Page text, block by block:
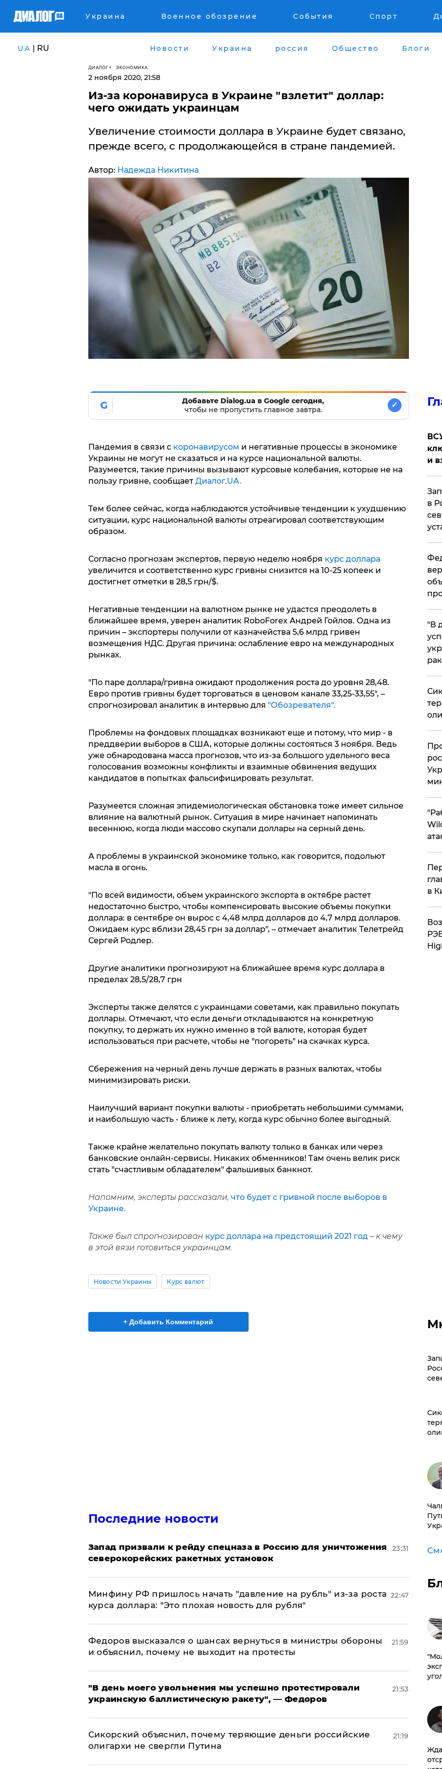
Украина Военное обозрение События Спорт
UA | RU Новости Украина россия Общество Блоги
ДИАЛОГ ЭКОНОМИКА
2 ноября 2020, 21:58
Из-за коронавируса в Украине "взлетит" доллар:
чего ожидать украинцам
Увеличение стоимости доллара в Украине будет связано,
прежде всего, с продолжающейся в стране пандемией.
Автор: Надежда Никитина
G
Добавьте Dialog.ua в Google сегодня,
чтобы не пропустить главное завтра.
✓
Пандемия в связи с коронавирусом и негативные процессы в экономике
Украины не могут не сказаться и на курсе национальной валюты.
Разумеется, такие причины вызывают курсовые колебания, которые не на
пользу гривне, сообщает Диалог.UA.
Тем более сейчас, когда наблюдаются устойчивые тенденции к ухудшению
ситуации, курс национальной валюты отреагировал соответствующим
образом.
Согласно прогнозам экспертов, первую неделю ноября курс доллара
увеличится и соответственно курс гривны снизится на 10-25 копеек и
достигнет отметки в 28,5 грн/$.
Негативные тенденции на валютном рынке не удастся преодолеть в
ближайшее время, уверен аналитик RoboForex Андрей Гойлов. Одна из
причин – экспортеры получили от казначейства 5,6 млрд гривен
возмещения НДС. Другая причина: ослабление евро на международных
рынках.
"По паре доллара/гривна ожидают продолжения роста до уровня 28,48.
Евро против гривны будет торговаться в ценовом канале 33,25-33,55", –
спрогнозировал аналитик в интервью для "Обозревателя".
Проблемы на фондовых площадках возникают еще и потому, что мир - в
преддверии выборов в США, которые должны состояться 3 ноября. Ведь
уже обнародована масса прогнозов, что из-за большого удельного веса
голосования возможны конфликты и взаимные обвинения ведущих
кандидатов в попытках фальсифицировать результат.
Разумеется сложная эпидемиологическая обстановка тоже имеет сильное
влияние на валютный рынок. Ситуация в мире начинает напоминать
весеннюю, когда люди массово скупали доллары на серный день.
А проблемы в украинской экономике только, как говорится, подольют
масла в огонь.
"По всей видимости, объем украинского экспорта в октябре растет
недостаточно быстро, чтобы компенсировать высокие объемы покупки
доллара: в сентябре он вырос с 4,48 млрд долларов до 4,7 млрд долларов.
Ожидаем курс вблизи 28,45 грн за доллар", – отмечает аналитик Телетрейд
Сергей Родлер.
Другие аналитики прогнозируют на ближайшее время курс доллара в
пределах 28,5/28,7 грн
Эксперты также делятся с украинцами советами, как правильно покупать
доллары. Отмечают, что если деньги откладываются на конкретную
покупку, то держать их нужно именно в той валюте, которая будет
использоваться при расчете, чтобы не "погореть" на скачках курса.
Сбережения на черный день лучше держать в разных валютах, чтобы
минимизировать риски.
Наилучший вариант покупки валюты - приобретать небольшими суммами,
и наибольшую часть - ближе к лету, когда курс обычно более выгодный.
Также крайне желательно покупать валюту только в банках или через
банковские онлайн-сервисы. Никаких обменников! Там очень велик риск
стать "счастливым обладателем" фальшивых банкнот.
Напомним, эксперты рассказали, что будет с гривной после выборов в
Украине.
Также был спрогнозирован курс доллара на предстоящий 2021 год – к чему
в этой вязи готовиться украинцам.
Новости Украины Курс валют
+ Добавить Комментарий
Последние новости
Запад призвали к рейду спецназа в Россию для уничтожения
северокорейских ракетных установок
23:31
Минфину РФ пришлось начать "давление на рубль" из-за роста
курса доллара: "Это плохая новость для рубля"
22:47
Федоров высказался о шансах вернуться в министры обороны
и объяснил, почему не выходит на протесты
21:59
​"В день моего увольнения мы успешно протестировали
украинскую баллистическую ракету", — Федоров
21:53
Сикорский объяснил, почему теряющие деньги российские
олигархи не свергли Путина
21:19
и
в
​"В
в